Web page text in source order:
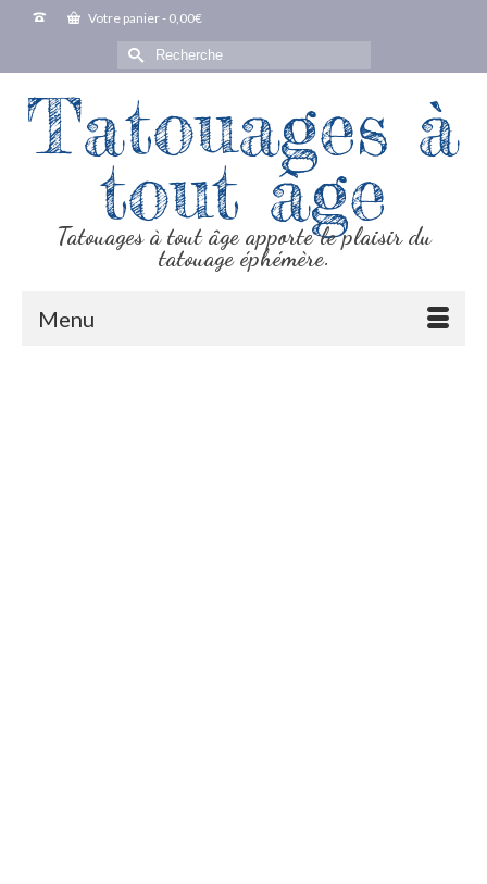
Votre panier- 0,00€
Rechercher :
Tatouages à
tout âge
Tatouages à tout âge apporte le plaisir du
tatouage éphémère.
Menu